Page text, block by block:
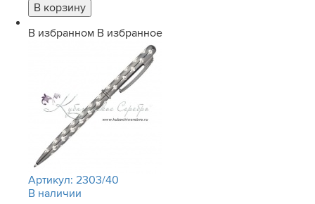
В избранном В избранное
Артикул: 2303/40
В наличии